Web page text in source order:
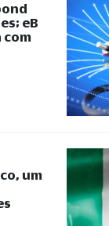
eB
com
um